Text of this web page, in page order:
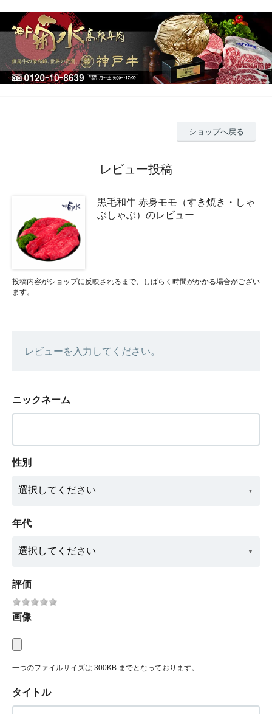
ショップへ戻る
レビュー投稿
黒毛和牛 赤身モモ（すき焼き・しゃ
ぶしゃぶ）のレビュー
投稿内容がショップに反映されるまで、しばらく時間がかかる場合がござい
ます。
レビューを入力してください。
ニックネーム
性別
年代
評価
画像
一つのファイルサイズは 300KB までとなっております。
タイトル